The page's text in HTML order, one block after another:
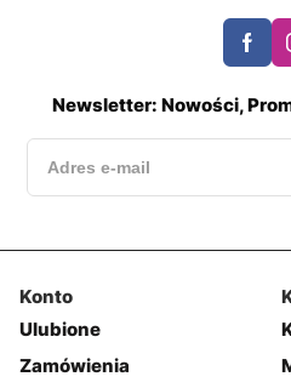
Newsletter: Nowości,
Konto
Ulubione
Zamówienia